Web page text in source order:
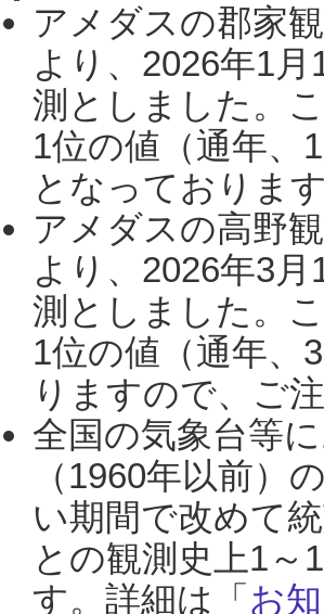
アメダスの郡家
より、2026年1
測としました。
1位の値（通年、
となっておりま
アメダスの高野
より、2026年3
測としました。
1位の値（通年、
りますので、ご
全国の気象台等
（1960年以前）
い期間で改めて
との観測史上1～
す。詳細は「 お